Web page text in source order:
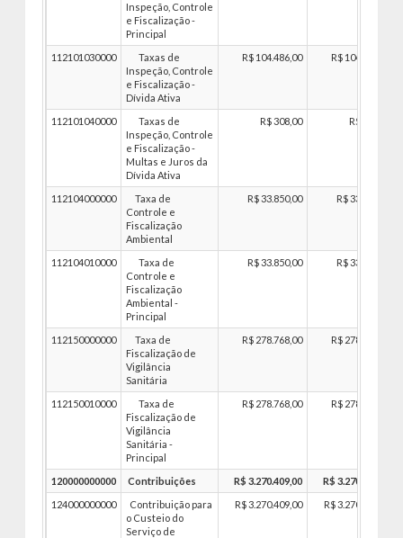
Inspeção, Controle
e Fiscalização -
Principal
112101030000
Taxas de
Inspeção, Controle
e Fiscalização -
Dívida Ativa
R$ 104.486,00 R$ 104.486,00
112101040000
Taxas de
Inspeção, Controle
e Fiscalização -
Multas e Juros da
Dívida Ativa
R$ 308,00 R$ 308,00
112104000000
Taxa de
Controle e
Fiscalização
Ambiental
R$ 33.850,00 R$ 33.850,00
112104010000
Taxa de
Controle e
Fiscalização
Ambiental -
Principal
R$ 33.850,00 R$ 33.850,00
112150000000
Taxa de
Fiscalização de
Vigilância
Sanitária
R$ 278.768,00 R$ 278.768,00
112150010000
Taxa de
Fiscalização de
Vigilância
Sanitária -
Principal
R$ 278.768,00 R$ 278.768,00
120000000000 Contribuições R$ 3.270.409,00
R$ 3.270.409,00
124000000000
Contribuição para
o Custeio do
Serviço de
R$ 3.270.409,00 R$ 3.270.409,00